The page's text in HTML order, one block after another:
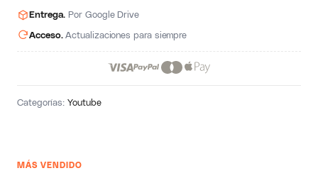
MÁS VENDIDO
Entrega. Por Google Drive
Acceso.Actualizaciones para siempre
Categorías:Youtube